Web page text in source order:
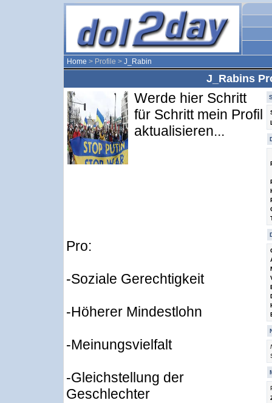
Home > Profile > J_Rabin
J_Rabins
Werde hier Schritt
für Schritt mein Profil
aktualisieren...
Pro:
-Soziale Gerechtigkeit
-Höherer Mindestlohn
-Meinungsvielfalt
-Gleichstellung der
Geschlechter